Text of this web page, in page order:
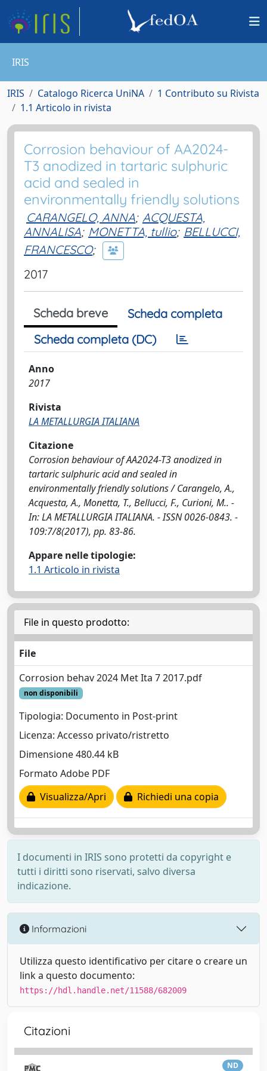
IRIS
IRIS Catalogo Ricerca UniNA
1 Contributo su Rivista
1.1 Articolo in rivista
Corrosion behaviour of AA2024-
T3 anodized in tartaric sulphuric
acid and sealed in
environmentally friendly solutions
CARANGELO, ANNA; ACQUESTA,
ANNALISA; MONETTA, tullio; BELLUCCI,
FRANCESCO;
2017
Scheda breve
Scheda completa
Scheda completa (DC)
Anno
2017
Rivista
LA METALLURGIA ITALIANA
Citazione
Corrosion behaviour of AA2024-T3 anodized in
tartaric sulphuric acid and sealed in
environmentally friendly solutions / Carangelo, A.,
Acquesta, A., Monetta, T., Bellucci, F., Curioni, M.. -
In: LA METALLURGIA ITALIANA. - ISSN 0026-0843. -
109:7/8(2017), pp. 83-86.
Appare nelle tipologie:
1.1 Articolo in rivista
File in questo prodotto:
File
Corrosion behav 2024 Met Ita 7 2017.pdf
non disponibili
Tipologia: Documento in Post-print
Licenza: Accesso privato/ristretto
Dimensione 480.44 kB
Formato Adobe PDF
Visualizza/Apri
Richiedi una copia
I documenti in IRIS sono protetti da copyright e
tutti i diritti sono riservati, salvo diversa
indicazione.
Informazioni
Utilizza questo identificativo per citare o creare un
link a questo documento:
https://hdl.handle.net/11588/682009
Citazioni
ND